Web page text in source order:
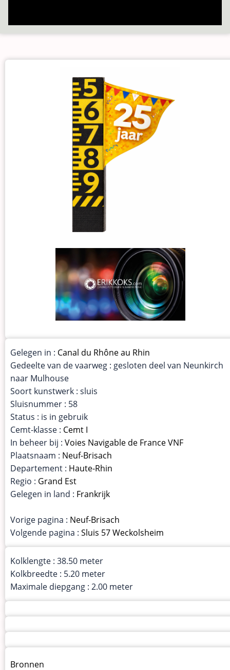
Gelegen in : Canal du Rhône au Rhin
Gedeelte van de vaarweg : gesloten deel van Neunkirch
naar Mulhouse
Soort kunstwerk : sluis
Sluisnummer : 58
Status : is in gebruik
Cemt-klasse : Cemt I
In beheer bij : Voies Navigable de France VNF
Plaatsnaam : Neuf-Brisach
Departement : Haute-Rhin
Regio : Grand Est
Gelegen in land : Frankrijk
Vorige pagina : Neuf-Brisach
Volgende pagina : Sluis 57 Weckolsheim
Kolklengte : 38.50 meter
Kolkbreedte : 5.20 meter
Maximale diepgang : 2.00 meter
Menu
Bronnen